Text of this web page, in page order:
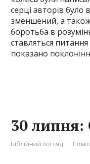
серці авторів було
зменшений, а
боротьба в
ставляться
показано
30 липня:
Біблійний погляд